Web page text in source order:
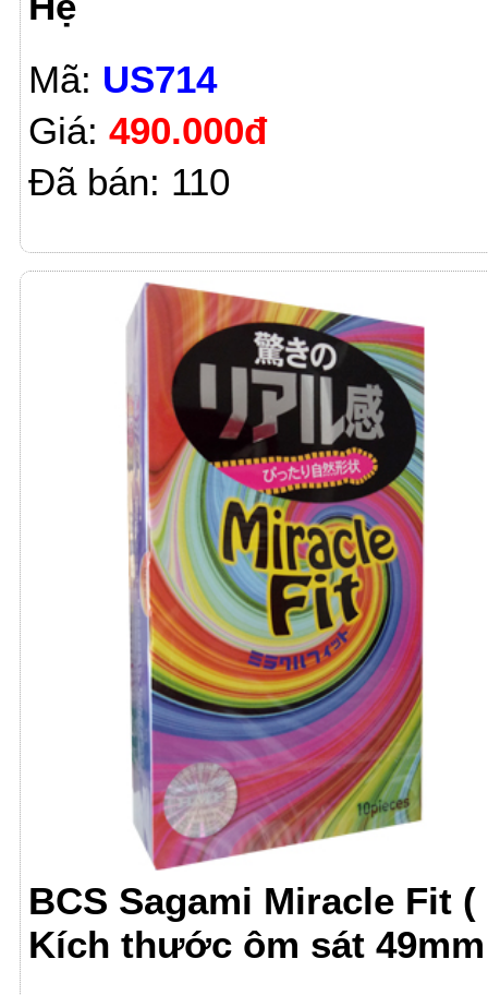
Mã: US714
Giá: 490.000đ
Đã bán: 110
BCS Sagami Miracle Fit (
Kích thước ôm sát